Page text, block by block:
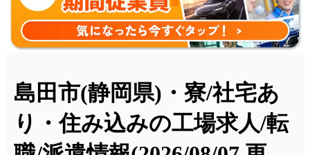
島田市(静岡県)・寮/社宅あ
り・住み込みの工場求人/転